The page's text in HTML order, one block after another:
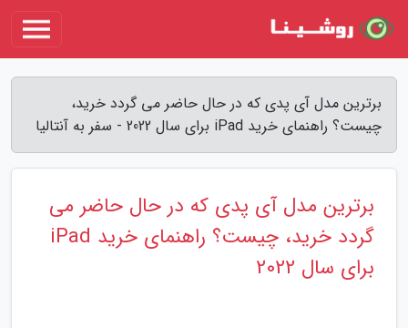
برترین مدل آی پدی که در حال حاضر می گردد خرید،
چیست؟ راهنمای خرید iPad برای سال 2022 - سفر به آنتالیا
برترین مدل آی پدی که در حال حاضر می
گردد خرید، چیست؟ راهنمای خرید iPad
برای سال 2022